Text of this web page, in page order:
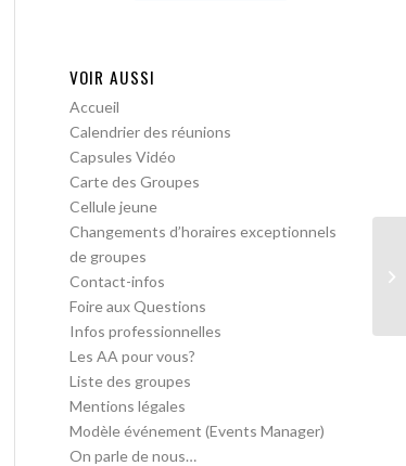
VOIR AUSSI
Accueil
Calendrier des réunions
Capsules Vidéo
Carte des Groupes
Cellule jeune
Changements d’horaires exceptionnels
de groupes
Contact-infos
Foire aux Questions
Infos professionnelles
Les AA pour vous?
Liste des groupes
Mentions légales
Modèle événement (Events Manager)
On parle de nous…